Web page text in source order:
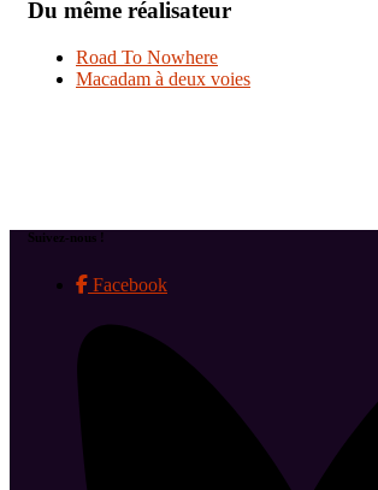
Du même réalisateur
Road To Nowhere
Macadam à deux voies
Suivez-nous !
Facebook